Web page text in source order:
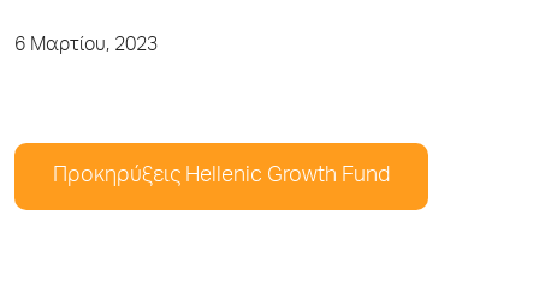
6 Μαρτίου, 2023
Προκηρύξεις Hellenic Growth Fund